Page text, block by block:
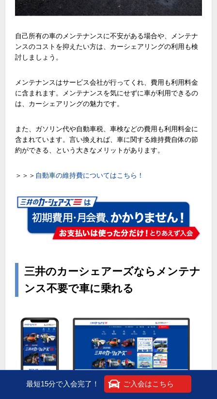
自己所有の車のメンテナンスに不安がある場合や、メンテナ
ンスのコストを抑えたい方は、カーシェアリングの利用も検
討しましょう。
メンテナンスはサービス会社が行ってくれ、費用も利用料金
に含まれます。メンテナンスを気にせずに車が利用できるの
は、カーシェアリングの魅力です。
また、ガソリン代や自動車税、車検などの費用も利用料金に
含まれています。言い換えれば、車に関する維持費自体の節
約ができる、という大きなメリットがあります。
＞＞＞ 自動車の維持費についてはこちら！
三井のカーシェアーズならメンテナ
ンス不要で車に乗れる
最短15分で入会完了！ ご入会はこちら